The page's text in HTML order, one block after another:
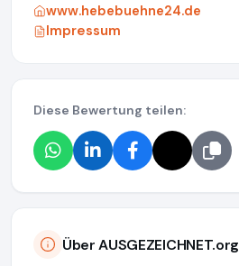
www.hebebuehne24.de
Impressum
Diese Bewertung teilen:
Über AUSGEZEICHNET.org